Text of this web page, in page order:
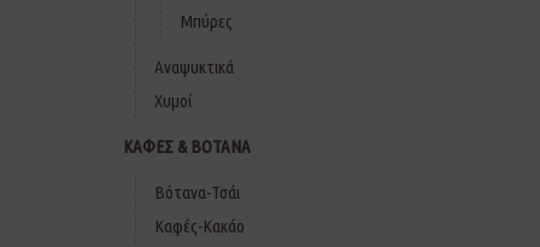
Μπύρες
Αναψυκτικά
Χυμοί
ΚΑΦΕΣ & ΒΟΤΑΝΑ
Βότανα-Τσάι
Καφές-Κακάο